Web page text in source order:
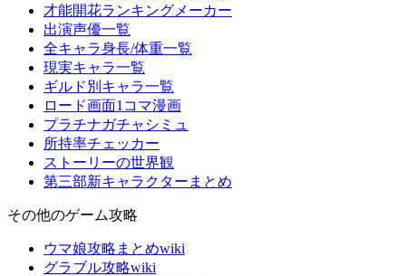
才能開花ランキングメーカー
出演声優一覧
全キャラ身長/体重一覧
現実キャラ一覧
ギルド別キャラ一覧
ロード画面1コマ漫画
プラチナガチャシミュ
所持率チェッカー
ストーリーの世界観
第三部新キャラクターまとめ
その他のゲーム攻略
ウマ娘攻略まとめwiki
グラブル攻略wiki